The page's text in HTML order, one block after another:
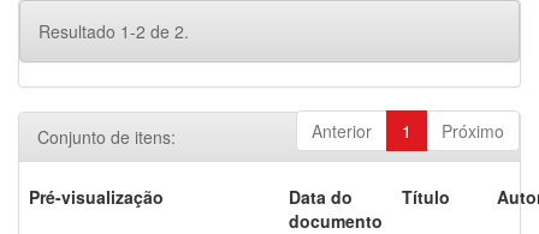
Resultado 1-2 de 2.
Anterior 1 Próximo
Conjunto de itens:
Pré-visualização
Data do
documento
Título